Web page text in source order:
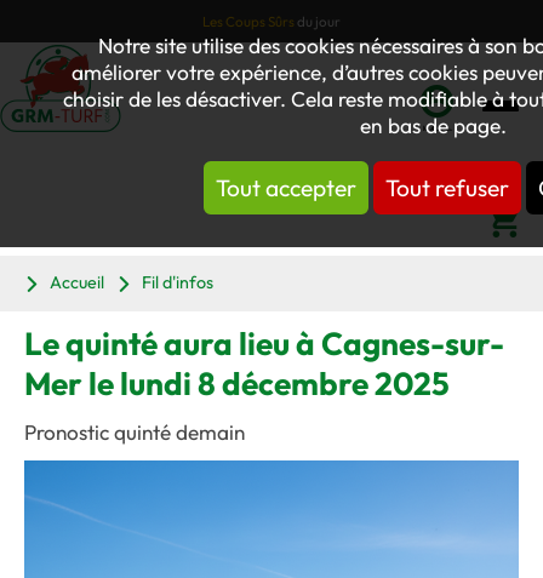
Notre site utilise des cookies nécessaires à son
améliorer votre expérience, d’autres cookies
choisir de les désactiver. Cela reste modifiable à
en bas de page.
Tout accepter Tout refuser
Les Coups Sûrs du jour
Mon
Panier
Accueil
Fil d'infos
Le quinté aura lieu à Cagnes-sur-
Mer le lundi 8 décembre 2025
Pronostic quinté demain